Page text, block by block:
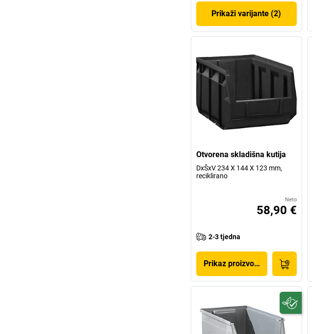
Prikaži varijante (2)
Otvorena skladišna kutija
DxŠxV 234 X 144 X 123 mm,
reciklirano
Neto
58,90 €
2-3 tjedna
Prikaz proizvoda